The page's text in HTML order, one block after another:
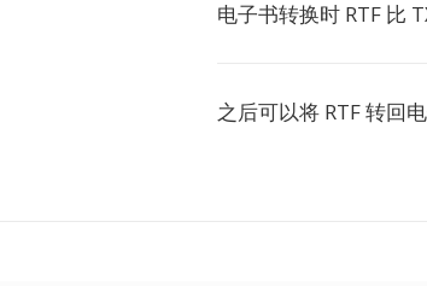
电子书转换时 RTF 比
之后可以将 RTF 转回